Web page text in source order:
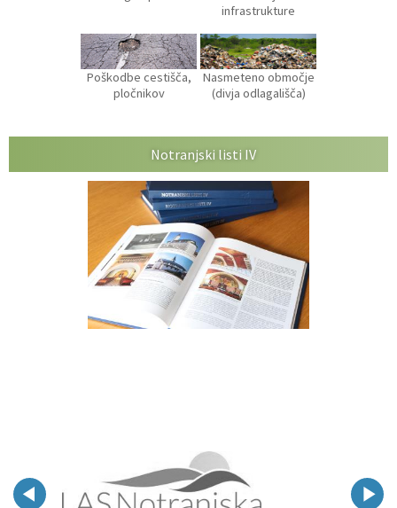
infrastrukture
Poškodbe cestišča,
pločnikov
Nasmeteno območje
(divja odlagališča)
Notranjski listi IV